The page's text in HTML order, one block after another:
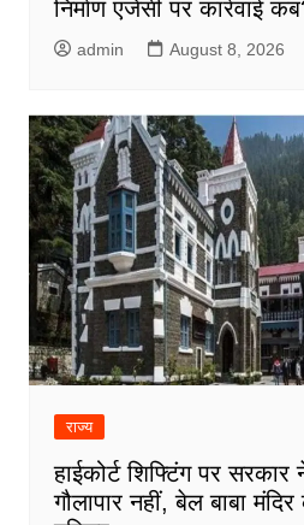
निर्माण एजेंसी पर कार्रवाई
admin August 8, 2026
राज्य
हाईकोर्ट शिफ्टिंग पर
गौलापार नहीं, बेल बाबा